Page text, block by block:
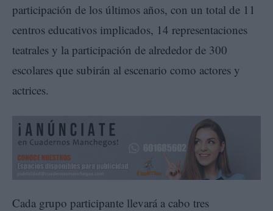
participación de los últimos años, con un total de 11
centros educativos implicados, 14 representaciones
teatrales y la participación de alrededor de 300
escolares que subirán al escenario como actores y
actrices.
Cada grupo participante llevará a cabo tres